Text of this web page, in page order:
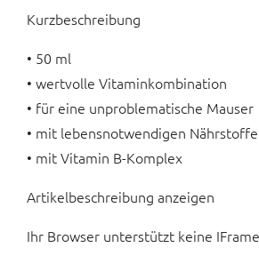
Kurzbeschreibung
• 50 ml
• wertvolle Vitaminkombination
• für eine unproblematische Mauser
• mit lebensnotwendigen Nährstoffe
• mit Vitamin B-Komplex
Artikelbeschreibung anzeigen
Ihr Browser unterstützt keine